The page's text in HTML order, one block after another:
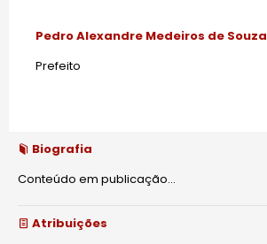
Pedro Alexandre Medeiros de Souza
Prefeito
Biografia
Conteúdo em publicação...
Atribuições